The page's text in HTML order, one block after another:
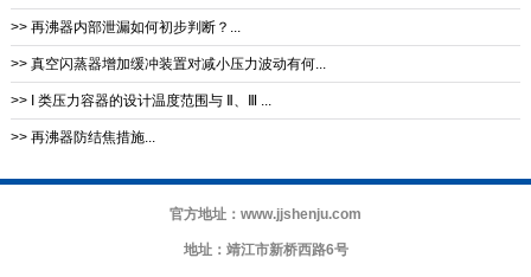
>> 再沸器内部泄漏如何初步判断？...
>> 真空闪蒸器增加缓冲装置对减小压力波动有何...
>> I 类压力容器的设计温度范围与 Ⅱ、Ⅲ ...
>> 再沸器防结焦措施‌...
官方地址：www.jjshenju.com
地址：靖江市新桥西路6号